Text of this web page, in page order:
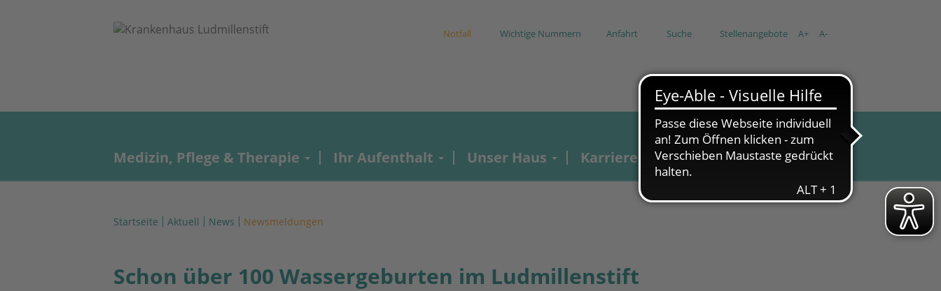
Notfall Wichtige Nummern Anfahrt Suche Stellenangebote A+ A-
Medizin, Pflege & Therapie Ihr Aufenthalt Unser Haus Karriere Aktuell
Startseite Aktuell News Newsmeldungen
Schon über 100 Wassergeburten im Ludmillenstift